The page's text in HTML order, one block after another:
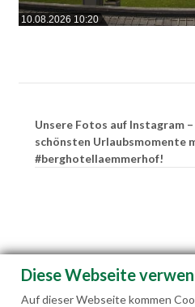
10.08.2026 10:20
Unsere Fotos auf Instagram
schönsten Urlaubsmomente
#berghotellaemmerhof!
Diese Webseite
Auf dieser Webseite kommen